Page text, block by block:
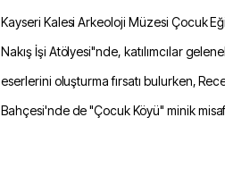
Kayseri Kalesi Arkeoloji Müzesi Çocuk
Nakış İşi Atölyesi"nde, katılımcılar
eserlerini oluşturma fırsatı bulurken,
Bahçesi'nde de "Çocuk Köyü" minik